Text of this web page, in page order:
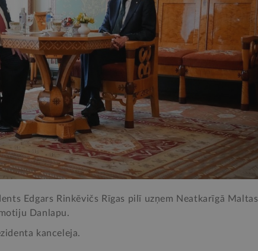
Edgars Rinkēvičs Rīgas pilī uzņem Neatkarīgā Maltas
Danlapu.
kanceleja.